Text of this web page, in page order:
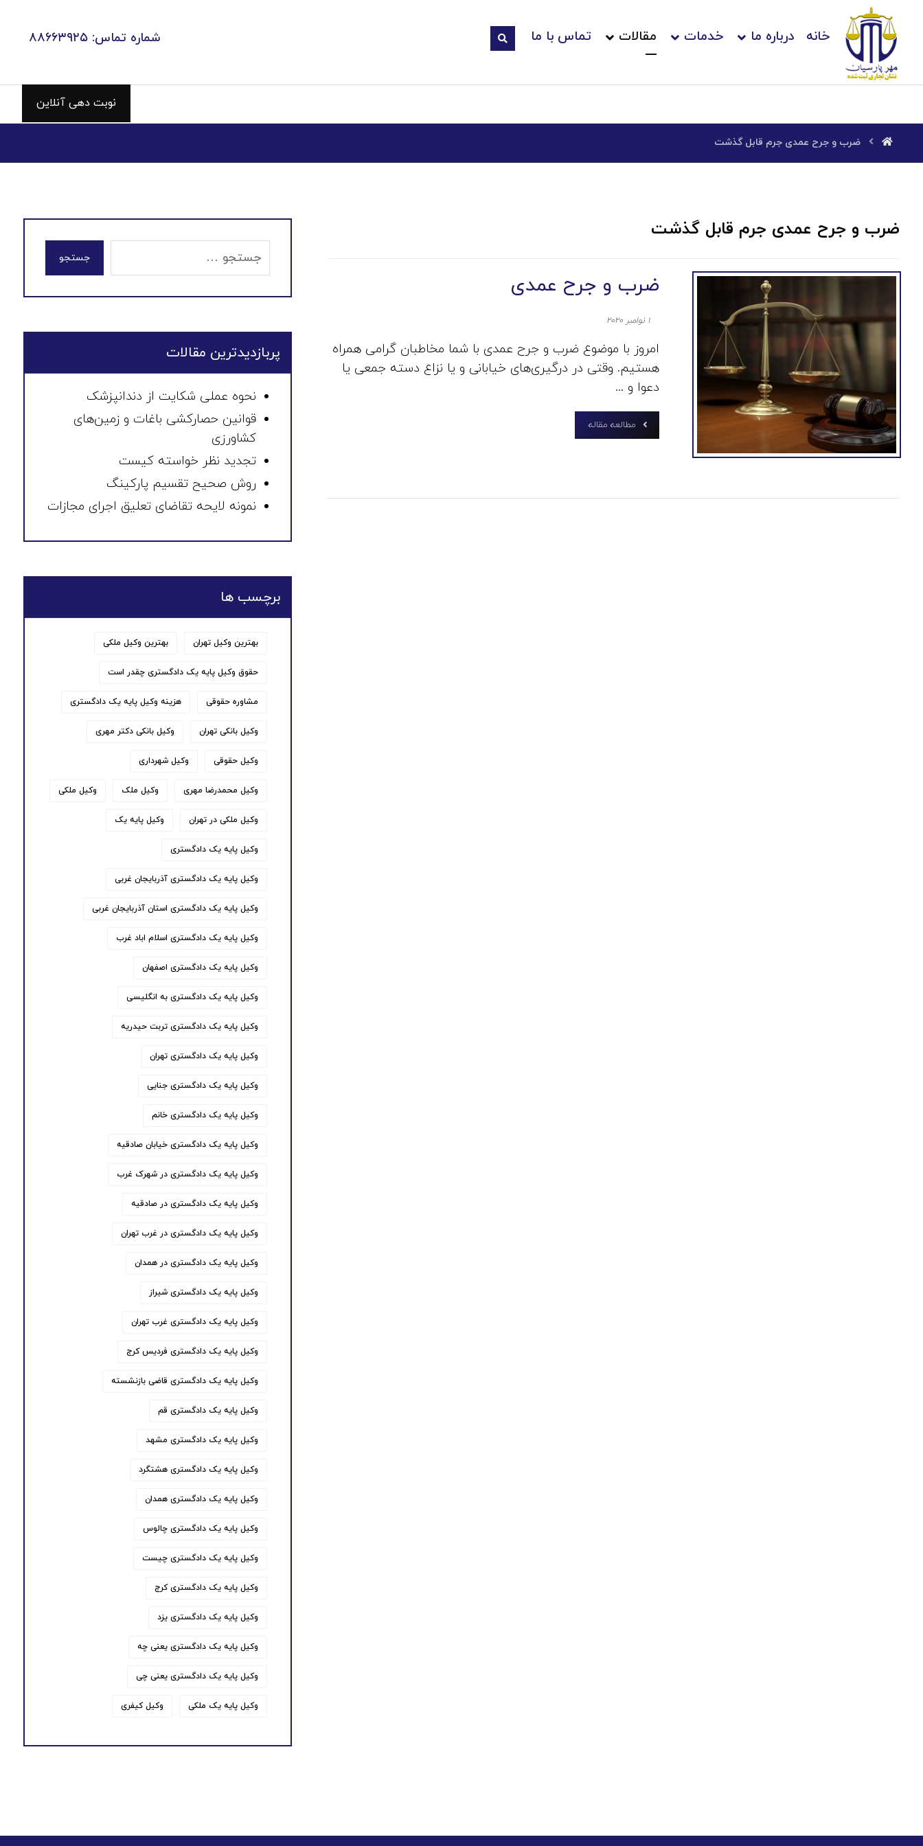
خانه درباره ما خدمات مقالات تماس با ما شماره تماس: ۸۸۶۶۳۹۲۵
نوبت دهی آنلاین
ضرب و جرح عمدی جرم قابل گذشت
ضرب و جرح عمدی جرم قابل گذشت
ضرب و جرح عمدی
۱ نوامبر ۲۰۲۰
امروز با موضوع ضرب و جرح عمدی با شما مخاطبان گرامی همراه
هستیم. وقتی در درگیری‌های خیابانی و یا نزاع دسته جمعی یا
دعوا و ...
مطالعه مقاله
جستجو
پربازدیدترین مقالات
نحوه عملی شکایت از دندانپزشک
قوانین حصارکشی باغات و زمین‌های
کشاورزی
تجدید نظر خواسته کیست
روش صحیح تقسیم پارکینگ
نمونه لایحه تقاضای تعلیق اجرای مجازات
برچسب ها
بهترین وکیل تهران بهترین وکیل ملکی
حقوق وکیل پایه یک دادگستری چقدر است
مشاوره حقوقی هزینه وکیل پایه یک دادگستری
وکیل بانکی تهران وکیل بانکی دکتر مهری
وکیل حقوقی وکیل شهرداری
وکیل محمدرضا مهری وکیل ملک وکیل ملکی
وکیل ملکی در تهران وکیل پایه یک
وکیل پایه یک دادگستری
وکیل پایه یک دادگستری آذربایجان غربی
وکیل پایه یک دادگستری استان آذربایجان غربی
وکیل پایه یک دادگستری اسلام اباد غرب
وکیل پایه یک دادگستری اصفهان
وکیل پایه یک دادگستری به انگلیسی
وکیل پایه یک دادگستری تربت حیدریه
وکیل پایه یک دادگستری تهران
وکیل پایه یک دادگستری جنایی
وکیل پایه یک دادگستری خانم
وکیل پایه یک دادگستری خیابان صادقیه
وکیل پایه یک دادگستری در شهرک غرب
وکیل پایه یک دادگستری در صادقیه
وکیل پایه یک دادگستری در غرب تهران
وکیل پایه یک دادگستری در همدان
وکیل پایه یک دادگستری شیراز
وکیل پایه یک دادگستری غرب تهران
وکیل پایه یک دادگستری فردیس کرج
وکیل پایه یک دادگستری قاضی بازنشسته
وکیل پایه یک دادگستری قم
وکیل پایه یک دادگستری مشهد
وکیل پایه یک دادگستری هشتگرد
وکیل پایه یک دادگستری همدان
وکیل پایه یک دادگستری چالوس
وکیل پایه یک دادگستری چیست
وکیل پایه یک دادگستری کرج
وکیل پایه یک دادگستری یزد
وکیل پایه یک دادگستری یعنی چه
وکیل پایه یک دادگستری یعنی چی
وکیل پایه یک ملکی وکیل کیفری